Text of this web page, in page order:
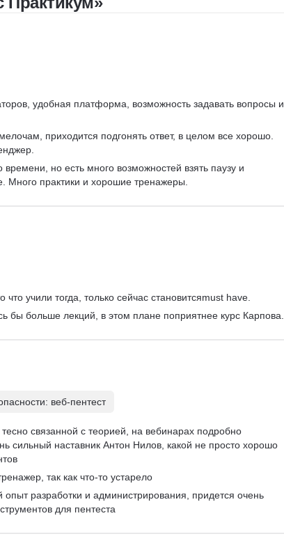
удобная платформа, возможность задавать вопросы и
приходится подгонять ответ, в целом все хорошо.
но есть много возможностей взять паузу и
Много практики и хорошие тренажеры.
учили тогда, только сейчас становитсяmust have.
бы больше лекций, в этом плане поприятнее курс Карпова.
веб-пентест
связанной с теорией, на вебинарах подробно
сильный наставник Антон Нилов, какой не просто хорошо
так как что-то устарело
разработки и администрирования, придется очень
для пентеста